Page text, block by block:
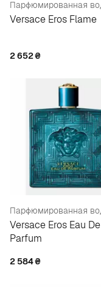
Versace Eros Flame
2 652₴
Versace Eros Eau De
Parfum
2 584₴